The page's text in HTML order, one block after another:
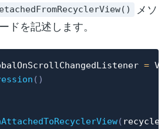
メソ
ドを記述します。
=
( )
(